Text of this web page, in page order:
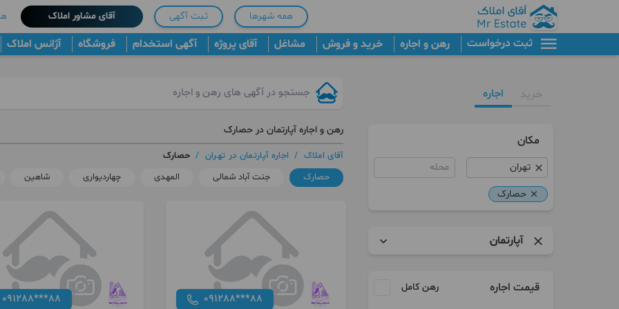
همه شهرها ثبت آگهی آقای مشاور املاک
ثبت درخواست رهن و اجاره خرید و فروش مشاغل آقای پروژه آگهی استخدام فروشگاه آژانس املاک
خرید اجاره
مکان
محله
حصارک
آپارتمان
قیمت اجاره
رهن کامل
رهن و اجاره آپارتمان در حصارک
آقای املاک / اجاره آپارتمان در تهران / حصارک
حصارک
جنت آباد شمالی المهدی چهاردیواری شاهین
091288***88
091288***88